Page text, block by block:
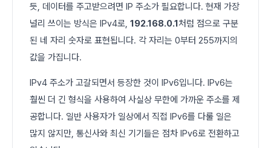
듯, 데이터를 주고받으려면 IP 주소가 필요합니다. 현재 가장
널리 쓰이는 방식은 IPv4로, 192.168.0.1처럼 점으로 구분
된 네 자리 숫자로 표현됩니다. 각 자리는 0부터 255까지의
값을 가집니다.
IPv4 주소가 고갈되면서 등장한 것이 IPv6입니다. IPv6는
훨씬 더 긴 형식을 사용하여 사실상 무한에 가까운 주소를 제
공합니다. 일반 사용자가 일상에서 직접 IPv6를 다룰 일은
많지 않지만, 통신사와 최신 기기들은 점차 IPv6로 전환하고